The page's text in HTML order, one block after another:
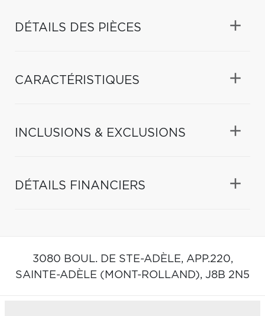
DÉTAILS DES PIÈCES
CARACTÉRISTIQUES
INCLUSIONS & EXCLUSIONS
DÉTAILS FINANCIERS
3080 BOUL. DE STE-ADÈLE, APP.220,
SAINTE-ADÈLE (MONT-ROLLAND), J8B 2N5